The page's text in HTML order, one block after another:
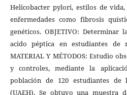
Helicobacter pylori, estilos de
enfermedades como fibrosis
genéticos. OBJETIVO: Determinar
acido péptica en estudiantes de
MATERIAL Y MÉTODOS: Estudio
y controles, mediante la
población de 120 estudiantes de
(UAEH). Se obtuvo una muestra